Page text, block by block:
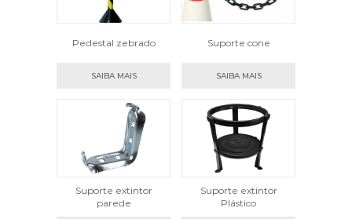
Pedestal zebrado
SAIBA MAIS
Suporte cone
SAIBA MAIS
Suporte extintor
parede
Suporte extintor
Plástico